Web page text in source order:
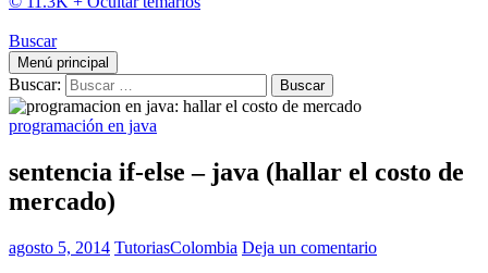
Buscar
Menú principal
Buscar:
programación en java
sentencia if-else – java (hallar el costo de
mercado)
agosto 5, 2014 TutoriasColombia Deja un comentario